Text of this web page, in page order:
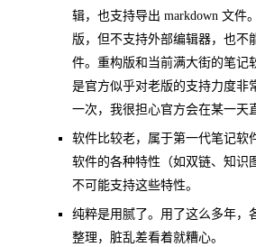
辑，也支持导出 markdown 文件
版，但不支持外部编辑器，也不
件。重构版和当前满大街的笔记
是官方似乎对老版的支持力度非
一次，我很担心官方会在某一天
软件比较老，属于第一代笔记软
软件的各种特性（如双链、知识
不可能支持这些特性。
纯粹是用腻了。用了这么多年，
整理，脏乱差看着就糟心。